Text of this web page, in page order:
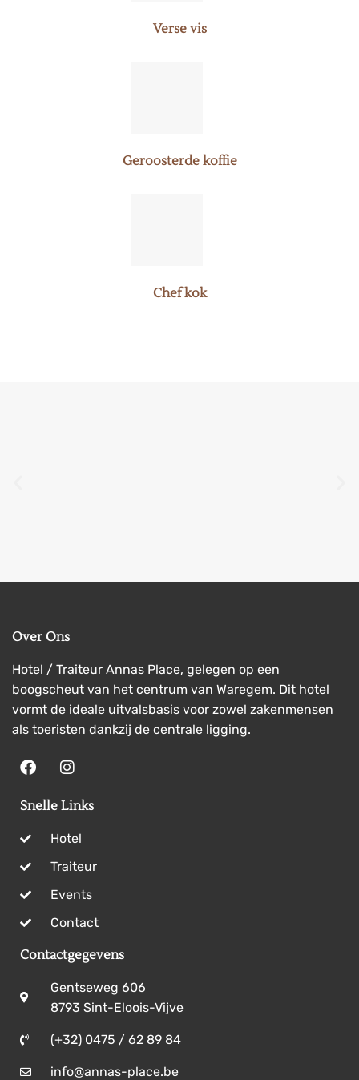
Verse vis
Geroosterde koffie
Chef kok
Over Ons
Hotel / Traiteur Annas Place, gelegen op een
boogscheut van het centrum van Waregem. Dit hotel
vormt de ideale uitvalsbasis voor zowel zakenmensen
als toeristen dankzij de centrale ligging.
Snelle Links
Hotel
Traiteur
Events
Contact
Contactgegevens
Gentseweg 606
8793 Sint-Eloois-Vijve
(+32) 0475 / 62 89 84
info@annas-place.be